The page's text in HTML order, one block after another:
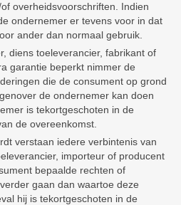
overheidsvoorschriften. Indien
ondernemer er tevens voor in dat
ander dan normaal gebruik.
diens toeleverancier, fabrikant of
garantie beperkt nimmer de
die de consument op grond
de ondernemer kan doen
is tekortgeschoten in de
de overeenkomst.
verstaan iedere verbintenis van
importeur of producent
bepaalde rechten of
gaan dan waartoe deze
hij is tekortgeschoten in de